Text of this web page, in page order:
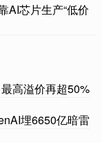
AI芯片生产“低价
高溢价再超50%
埋6650亿暗雷